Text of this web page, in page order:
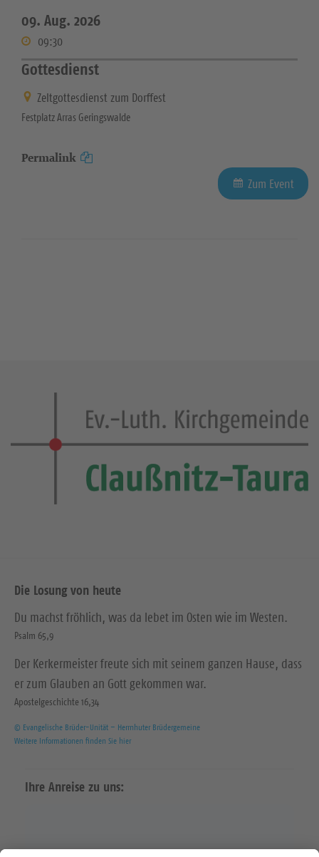
09. Aug. 2026
09:30
Gottesdienst
Zeltgottesdienst zum Dorffest
Festplatz Arras Geringswalde
Permalink
Zum Event
Die Losung von heute
Du machst fröhlich, was da lebet im Osten wie im Westen.
Psalm 65,9
Der Kerkermeister freute sich mit seinem ganzen Hause, dass
er zum Glauben an Gott gekommen war.
Apostelgeschichte 16,34
© Evangelische Brüder-Unität – Herrnhuter Brüdergemeine
Weitere Informationen finden Sie hier
Ihre Anreise zu uns: